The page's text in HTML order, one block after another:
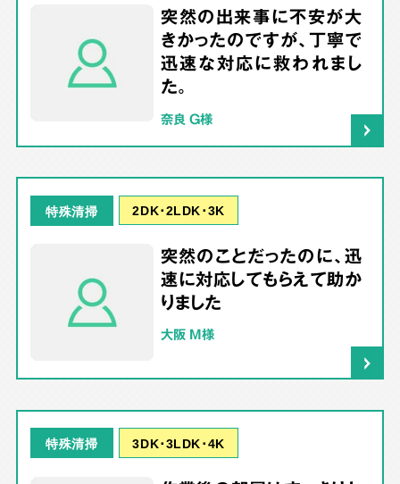
突然の出来事に不安が大
きかったのですが、丁寧で
迅速な対応に救われまし
た。
奈良 G様
特殊清掃 2DK･2LDK･3K
突然のことだったのに、迅
速に対応してもらえて助か
りました
大阪 M様
特殊清掃 3DK･3LDK･4K